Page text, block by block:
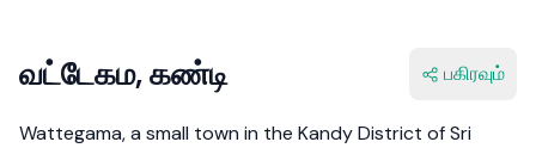
வட்டேகம, கண்டி பகிரவும்
Wattegama, a small town in the Kandy District of Sri